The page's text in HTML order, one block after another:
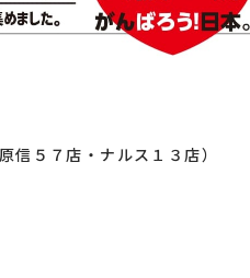
５７店・ナルス１３店）